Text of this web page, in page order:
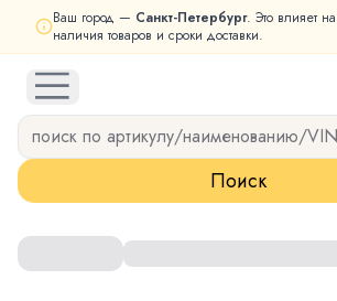
Ваш город — Санкт-Петербург. Это влияет
наличия товаров и сроки доставки.
open navigation menu
Поиск